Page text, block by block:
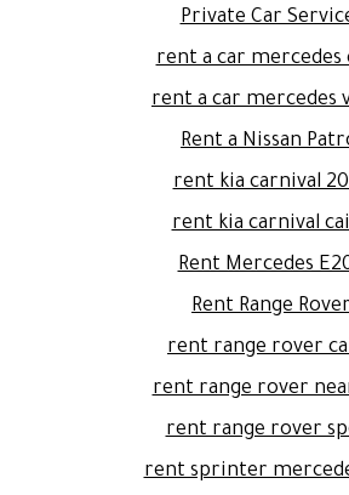
Private Car
rent a car mercedes
rent a car mercedes
Rent a Nissan
rent kia carnival
rent kia carnival
Rent Mercedes
Rent Range
rent range rover
rent range rover
rent range rover
rent sprinter